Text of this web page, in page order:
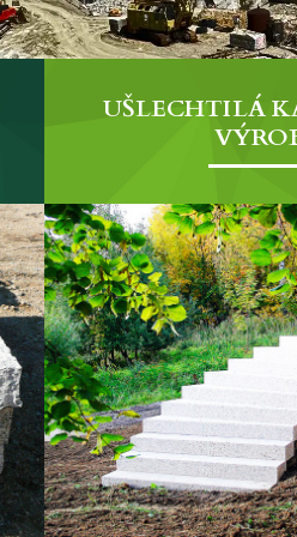
UŠLECHTILÁ
ušlechtilá
ZJISTIT